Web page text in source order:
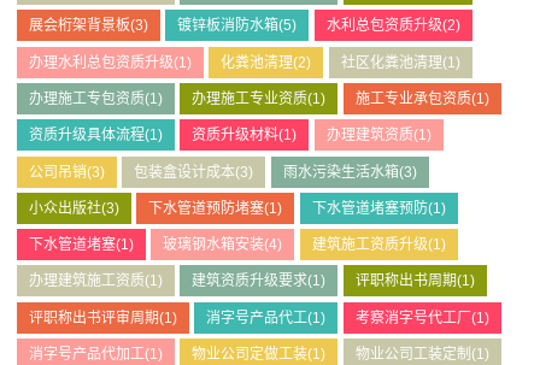
展会桁架背景板(3) 镀锌板消防水箱(5) 水利总包资质升级(2)
办理水利总包资质升级(1) 化粪池清理(2) 社区化粪池清理(1)
办理施工专包资质(1) 办理施工专业资质(1) 施工专业承包资质(1)
资质升级具体流程(1) 资质升级材料(1) 办理建筑资质(1)
公司吊销(3) 包装盒设计成本(3) 雨水污染生活水箱(3)
小众出版社(3) 下水管道预防堵塞(1) 下水管道堵塞预防(1)
下水管道堵塞(1) 玻璃钢水箱安装(4) 建筑施工资质升级(1)
办理建筑施工资质(1) 建筑资质升级要求(1) 评职称出书周期(1)
评职称出书评审周期(1) 消字号产品代工(1) 考察消字号代工厂(1)
消字号产品代加工(1) 物业公司定做工装(1) 物业公司工装定制 (1)